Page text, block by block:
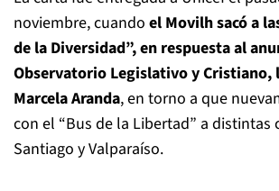
noviembre, cuando el Movilh sacó a
de la Diversidad”, en respuesta al
Observatorio Legislativo y Cristiano,
Marcela Aranda, en torno a que
con el “Bus de la Libertad” a distintas
Santiago y Valparaíso.